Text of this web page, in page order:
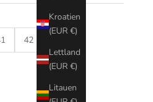
Kroatien
(EUR €)
Lettland
(EUR €)
Litauen
42